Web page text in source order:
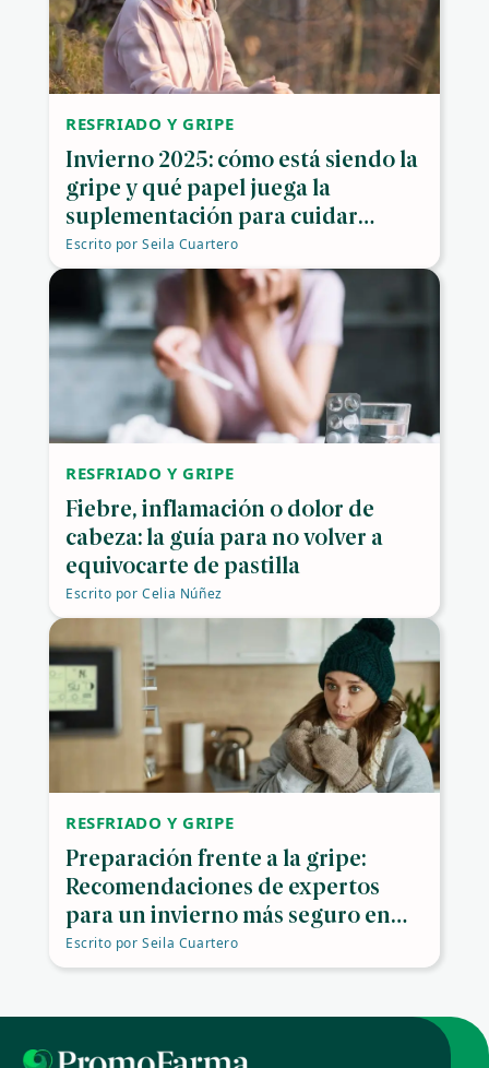
RESFRIADO Y GRIPE
Invierno 2025: cómo está siendo la
gripe y qué papel juega la
suplementación para cuidar
nuestras defensas
Escrito por Seila Cuartero
RESFRIADO Y GRIPE
Fiebre, inflamación o dolor de
cabeza: la guía para no volver a
equivocarte de pastilla
Escrito por Celia Núñez
RESFRIADO Y GRIPE
Preparación frente a la gripe:
Recomendaciones de expertos
para un invierno más seguro en
España
Escrito por Seila Cuartero